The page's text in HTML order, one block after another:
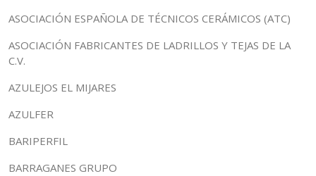
ASOCIACIÓN ESPAÑOLA DE TÉCNICOS CERÁMICOS (ATC)
ASOCIACIÓN FABRICANTES DE LADRILLOS Y TEJAS DE LA
C.V.
AZULEJOS EL MIJARES
AZULFER
BARIPERFIL
BARRAGANES GRUPO